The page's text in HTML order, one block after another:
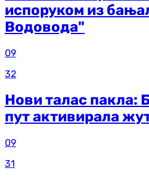
испоруком из
Водовода"
09
32
Нови талас пакла:
пут активирала
09
31